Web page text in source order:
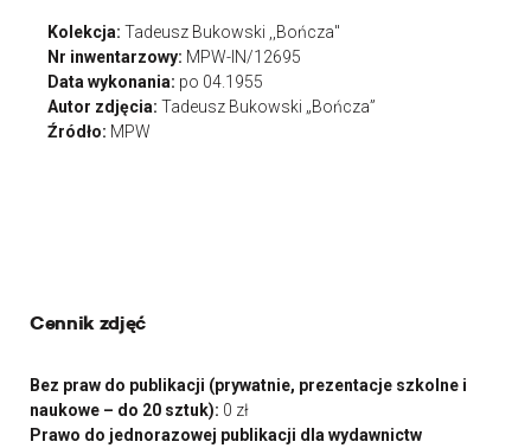
Kolekcja: Tadeusz Bukowski ,,Bończa"
Nr inwentarzowy: MPW-IN/12695
Data wykonania: po 04.1955
Autor zdjęcia: Tadeusz Bukowski „Bończa”
Źródło: MPW
Cennik zdjęć
Bez praw do publikacji (prywatnie, prezentacje szkolne i
naukowe – do 20 sztuk): 0 zł
Prawo do jednorazowej publikacji dla wydawnictw